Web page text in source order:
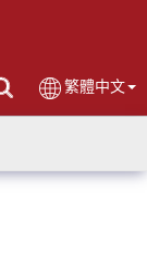
繁體中文